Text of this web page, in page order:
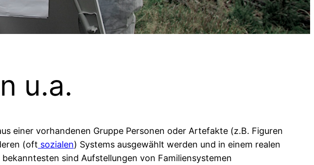
u.a.
einer vorhandenen Gruppe Personen oder Artefakte (z.B. Figuren
(oft sozialen) Systems ausgewählt werden und in einem realen
sind Aufstellungen von Familiensystemen